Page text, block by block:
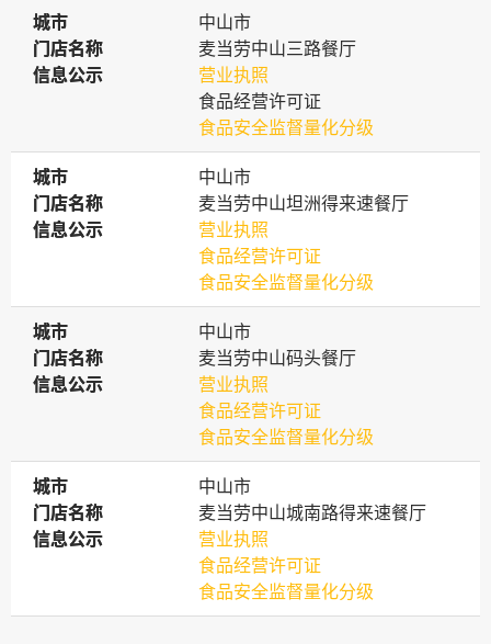
城市
城市
中山市
门店名称
门店名称
麦当劳中山三路餐厅
信息公示
信息公示
营业执照
食品经营许可证
食品安全监督量化分级
城市
城市
中山市
门店名称
门店名称
麦当劳中山坦洲得来速餐厅
信息公示
信息公示
营业执照
食品经营许可证
食品安全监督量化分级
城市
城市
中山市
门店名称
门店名称
麦当劳中山码头餐厅
信息公示
信息公示
营业执照
食品经营许可证
食品安全监督量化分级
城市
城市
中山市
门店名称
门店名称
麦当劳中山城南路得来速餐厅
信息公示
信息公示
营业执照
食品经营许可证
食品安全监督量化分级